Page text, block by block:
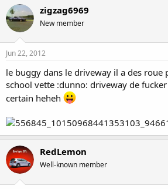
zigzag6969
New member
Jun 22, 2012
le buggy dans le driveway il a des roue
school vette :dunno: driveway de
certain heheh
RedLemon
Well-known member